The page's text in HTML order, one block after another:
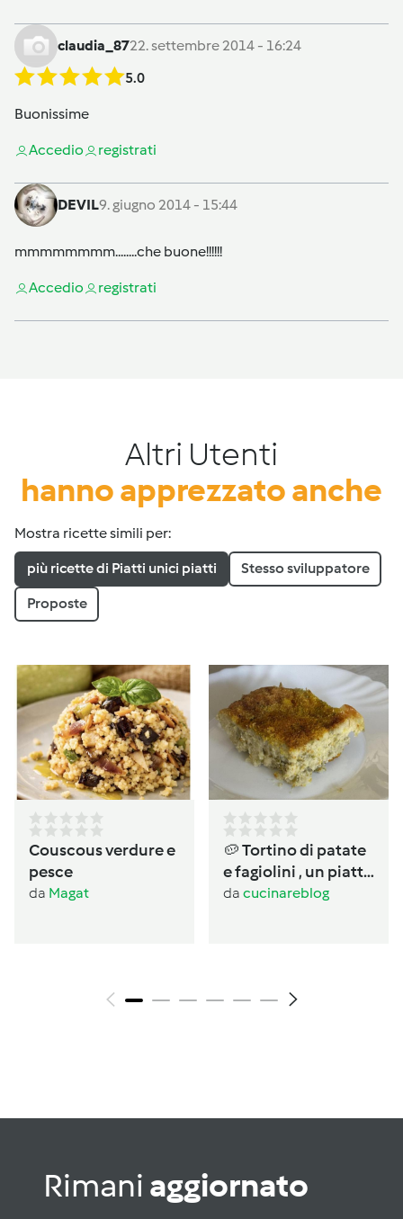
claudia_8722. settembre 2014 - 16:24
5.0
Buonissime
Accedio registrati
DEVIL9. giugno 2014 - 15:44
mmmmmmmm........che buone!!!!!!
Accedio registrati
Altri Utenti
hanno apprezzato anche
Mostra ricette simili per:
più ricette di Piatti unici piatti Stesso sviluppatore
Proposte
Couscous verdure e
pesce
da Magat
🥔 Tortino di patate
e fagiolini , un piatto
completo salvacena
da cucinareblog
Rimani aggiornato